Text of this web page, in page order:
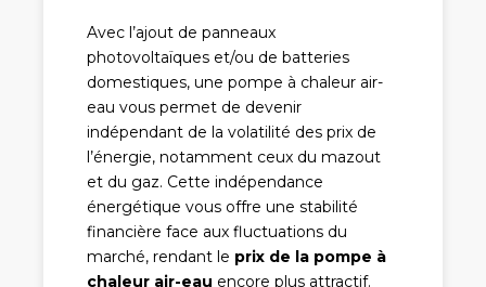
Avec l’ajout de panneaux
photovoltaïques et/ou de batteries
domestiques, une pompe à chaleur air-
eau vous permet de devenir
indépendant de la volatilité des prix de
l’énergie, notamment ceux du mazout
et du gaz. Cette indépendance
énergétique vous offre une stabilité
financière face aux fluctuations du
marché, rendant le prix de la pompe à
chaleur air-eau encore plus attractif.